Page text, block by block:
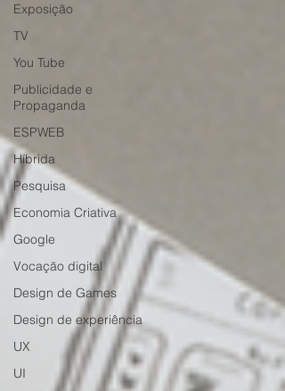
Exposição
TV
You Tube
Publicidade e
Propaganda
ESPWEB
Híbrida
Pesquisa
Economia Criativa
Google
Vocação digital
Design de Games
Design de experiência
UX
UI